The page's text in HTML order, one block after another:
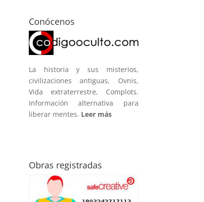
Conócenos
La historia y sus misterios,
civilizaciones antiguas, Ovnis,
Vida extraterrestre, Complots.
Información alternativa para
liberar mentes. Leer más
Obras registradas